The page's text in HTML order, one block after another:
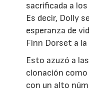
sacrificada a
Es decir, Dolly
esperanza de
Finn Dorset a
Esto azuzó a
clonación
con un alto